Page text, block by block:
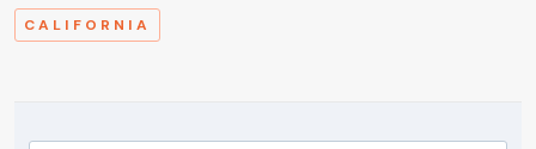
CALIFORNIA